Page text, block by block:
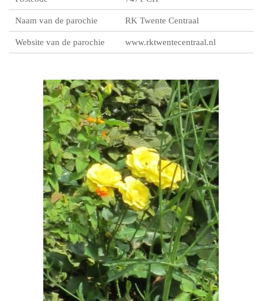
Naam van de parochie RK Twente Centraal
Website van de parochie www.rktwentecentraal.nl